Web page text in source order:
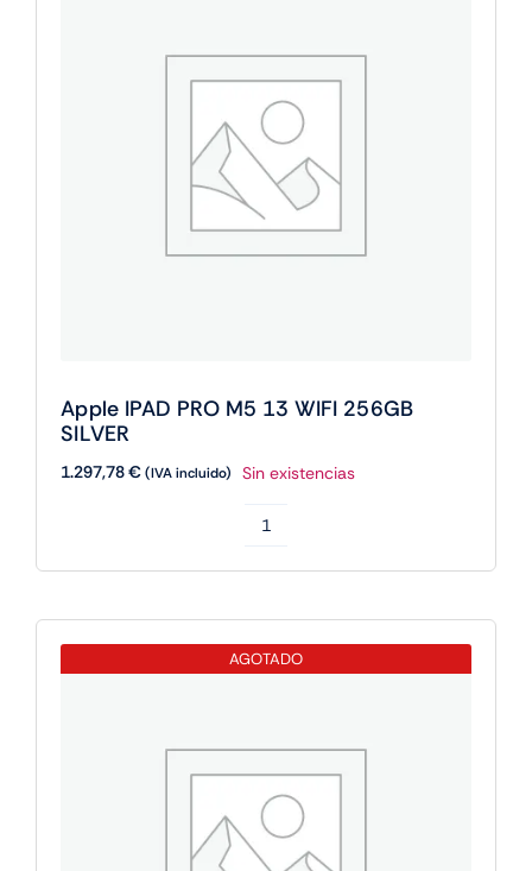
Apple IPAD PRO M5 13 WIFI 256GB
SILVER
1.297,78€(IVA incluido) Sin existencias
IPAD
13
cantidad
AGOTADO